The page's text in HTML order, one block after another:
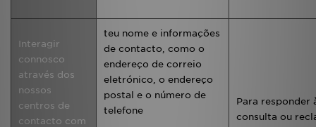
Interagir
connosco
através dos
nossos
centros de
contacto com
teu nome e informações
de contacto, como o
endereço de correio
eletrónico, o endereço
postal e o número de
telefone
Para responder
consulta ou